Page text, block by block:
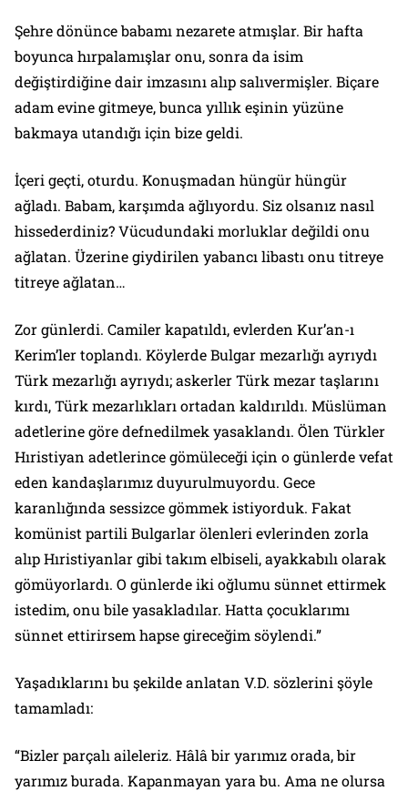
Şehre dönünce babamı nezarete atmışlar. Bir hafta
boyunca hırpalamışlar onu, sonra da isim
değiştirdiğine dair imzasını alıp salıvermişler. Biçare
adam evine gitmeye, bunca yıllık eşinin yüzüne
bakmaya utandığı için bize geldi.
İçeri geçti, oturdu. Konuşmadan hüngür hüngür
ağladı. Babam, karşımda ağlıyordu. Siz olsanız nasıl
hissederdiniz? Vücudundaki morluklar değildi onu
ağlatan. Üzerine giydirilen yabancı libastı onu titreye
titreye ağlatan…
Zor günlerdi. Camiler kapatıldı, evlerden Kur’an-ı
Kerim’ler toplandı. Köylerde Bulgar mezarlığı ayrıydı
Türk mezarlığı ayrıydı; askerler Türk mezar taşlarını
kırdı, Türk mezarlıkları ortadan kaldırıldı. Müslüman
adetlerine göre defnedilmek yasaklandı. Ölen Türkler
Hıristiyan adetlerince gömüleceği için o günlerde vefat
eden kandaşlarımız duyurulmuyordu. Gece
karanlığında sessizce gömmek istiyorduk. Fakat
komünist partili Bulgarlar ölenleri evlerinden zorla
alıp Hıristiyanlar gibi takım elbiseli, ayakkabılı olarak
gömüyorlardı. O günlerde iki oğlumu sünnet ettirmek
istedim, onu bile yasakladılar. Hatta çocuklarımı
sünnet ettirirsem hapse gireceğim söylendi.”
Yaşadıklarını bu şekilde anlatan V.D. sözlerini şöyle
tamamladı:
“Bizler parçalı aileleriz. Hâlâ bir yarımız orada, bir
yarımız burada. Kapanmayan yara bu. Ama ne olursa